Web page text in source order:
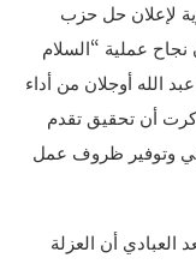
لإعلان حل حزب
نجاح عملية “السلام
الله أوجلان من أداء
أن تحقيق تقدم
وتوفير ظروف عمل
أن العزلة